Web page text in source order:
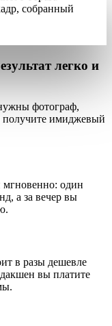
легко и
фотограф,
получите имиджевый
мгновенно: один
а за вечер вы
в разы дешевле
вы платите